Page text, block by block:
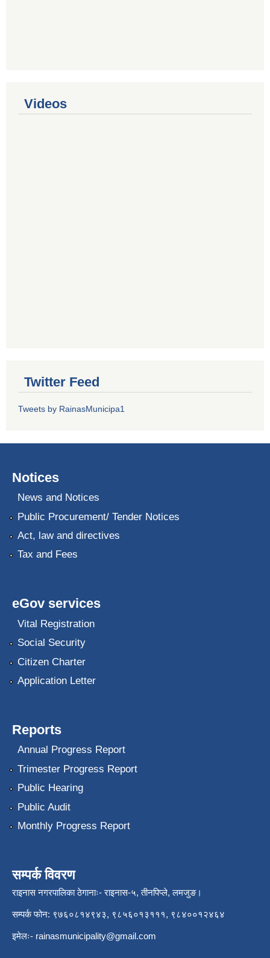
Videos
Twitter Feed
Tweets by RainasMunicipa1
Notices
News and Notices
Public Procurement/ Tender Notices
Act, law and directives
Tax and Fees
eGov services
Vital Registration
Social Security
Citizen Charter
Application Letter
Reports
Annual Progress Report
Trimester Progress Report
Public Hearing
Public Audit
Monthly Progress Report
सम्पर्क विवरण
राइनास नगरपालिका ठेगानाः- राइनास-५, तीनपिप्ले, लमजुङ।
सम्पर्क फोन: ९७६०८१४९४३, ९८५६०१३१११, ९८४००१२४६४
इमेलः- rainasmunicipality@gmail.com